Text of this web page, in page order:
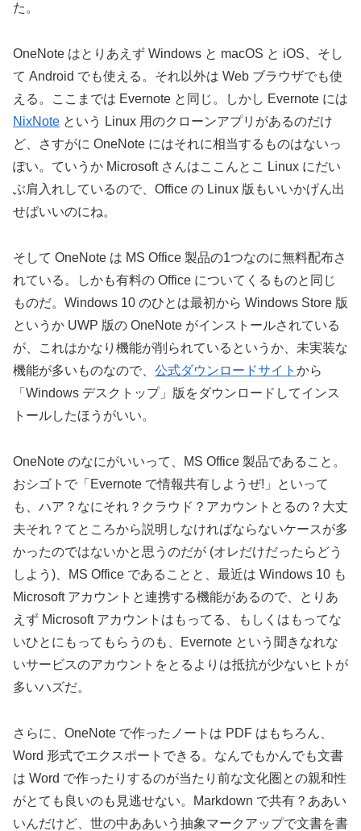
た。
OneNote はとりあえず Windows と macOS と iOS、そし
て Android でも使える。それ以外は Web ブラウザでも使
える。ここまでは Evernote と同じ。しかし Evernote には
NixNote という Linux 用のクローンアプリがあるのだけ
ど、さすがに OneNote にはそれに相当するものはないっ
ぽい。ていうか Microsoft さんはここんとこ Linux にだい
ぶ肩入れしているので、Office の Linux 版もいいかげん出
せばいいのにね。
そして OneNote は MS Office 製品の1つなのに無料配布さ
れている。しかも有料の Office についてくるものと同じ
ものだ。Windows 10 のひとは最初から Windows Store 版
というか UWP 版の OneNote がインストールされている
が、これはかなり機能が削られているというか、未実装な
機能が多いものなので、 公式ダウンロードサイト から
「Windows デスクトップ」版をダウンロードしてインス
トールしたほうがいい。
OneNote のなにがいいって、MS Office 製品であること。
おシゴトで「Evernote で情報共有しようぜ!」といって
も、ハア？なにそれ？クラウド？アカウントとるの？大丈
夫それ？てところから説明しなければならないケースが多
かったのではないかと思うのだが (オレだけだったらどう
しよう)、MS Office であることと、最近は Windows 10 も
Microsoft アカウントと連携する機能があるので、とりあ
えず Microsoft アカウントはもってる、もしくはもってな
いひとにもってもらうのも、Evernote という聞きなれな
いサービスのアカウントをとるよりは抵抗が少ないヒトが
多いハズだ。
さらに、OneNote で作ったノートは PDF はもちろん、
Word 形式でエクスポートできる。なんでもかんでも文書
は Word で作ったりするのが当たり前な文化圏との親和性
がとても良いのも見逃せない。Markdown で共有？ああい
いんだけど、世の中ああいう抽象マークアップで文書を書